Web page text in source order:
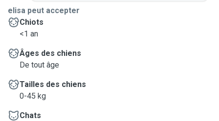
elisa peut accepter
Chiots
<1 an
Âges des chiens
De tout âge
Tailles des chiens
0-45 kg
Chats